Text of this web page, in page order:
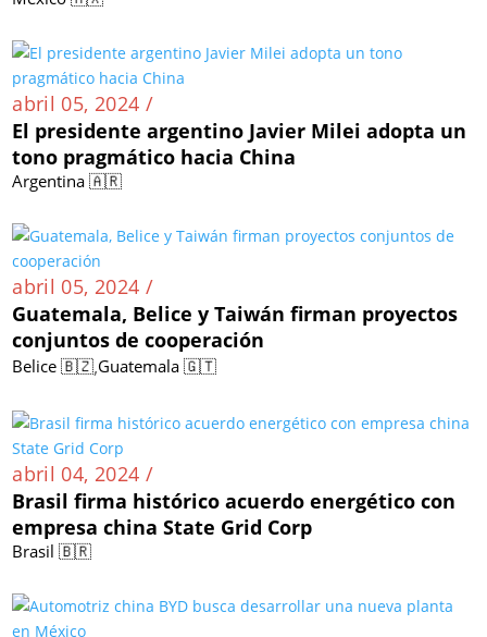
abril 05, 2024 /
El presidente argentino Javier Milei adopta un
tono pragmático hacia China
Argentina 🇦🇷
abril 05, 2024 /
Guatemala, Belice y Taiwán firman proyectos
conjuntos de cooperación
Belice 🇧🇿,Guatemala 🇬🇹
abril 04, 2024 /
Brasil firma histórico acuerdo energético con
empresa china State Grid Corp
Brasil 🇧🇷